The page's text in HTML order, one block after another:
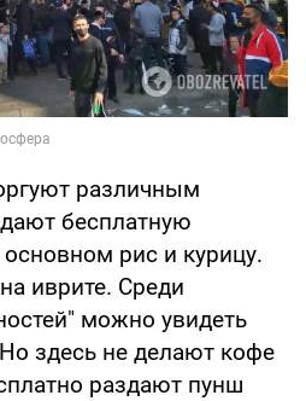
различным
бесплатную
рис и курицу.
иврите. Среди
можно увидеть
здесь не делают кофе
раздают пунш